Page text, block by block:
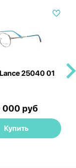
25040 01
000 руб
Купить